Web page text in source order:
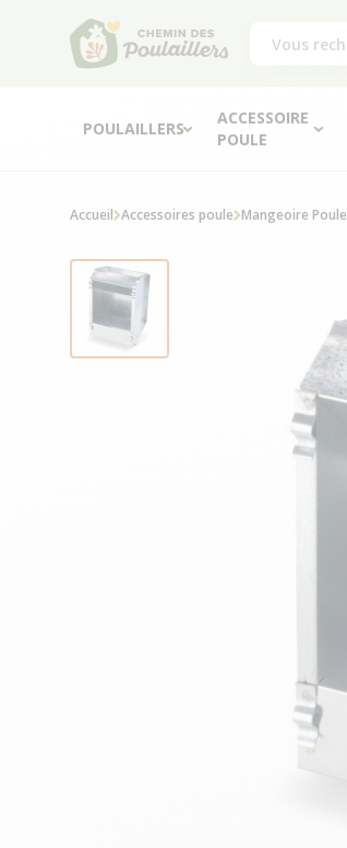
POULAILLERS
ACCESSOIRE
POULE
Accueil Accessoires poule Mangeoire Poule